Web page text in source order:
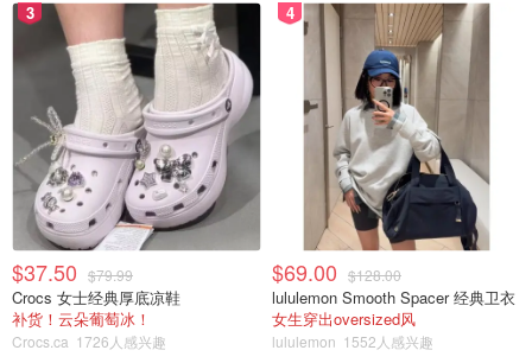
3
$37.50 $79.99
Crocs 女士经典厚底凉鞋
补货！云朵葡萄冰！
Crocs.ca 1726人感兴趣
4
$69.00 $128.00
lululemon Smooth Spacer 经典卫衣
女生穿出oversized风
lululemon 1552人感兴趣